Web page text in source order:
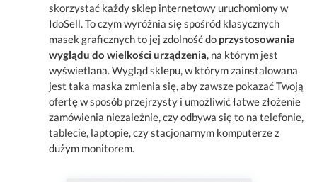
skorzystać każdy sklep internetowy uruchomiony w
IdoSell. To czym wyróżnia się spośród klasycznych
masek graficznych to jej zdolność do przystosowania
wyglądu do wielkości urządzenia, na którym jest
wyświetlana. Wygląd sklepu, w którym zainstalowana
jest taka maska zmienia się, aby zawsze pokazać Twoją
ofertę w sposób przejrzysty i umożliwić łatwe złożenie
zamówienia niezależnie, czy odbywa się to na telefonie,
tablecie, laptopie, czy stacjonarnym komputerze z
dużym monitorem.